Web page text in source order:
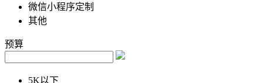
微信小程序定制
其他
预算
5K以下